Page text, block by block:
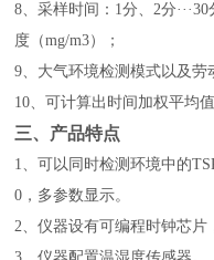
8、采样时间： 1分、2分
度（mg/m3）；
9、大气环境检测模式以及劳
10、可计算出时间加权平均
三、产品特点
1、可以同时检测环境中的
0，多参数显示。
2、仪器设有可编程时钟芯片